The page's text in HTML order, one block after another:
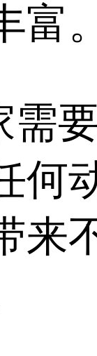
富。
需
何
来